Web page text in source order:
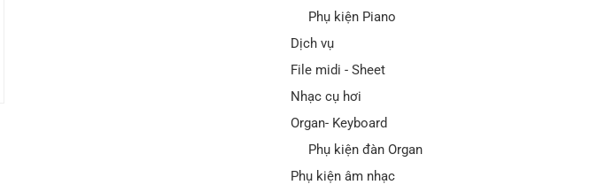
Phụ kiện Piano
Dịch vụ
File midi - Sheet
Nhạc cụ hơi
Organ- Keyboard
Phụ kiện đàn Organ
Phụ kiện âm nhạc